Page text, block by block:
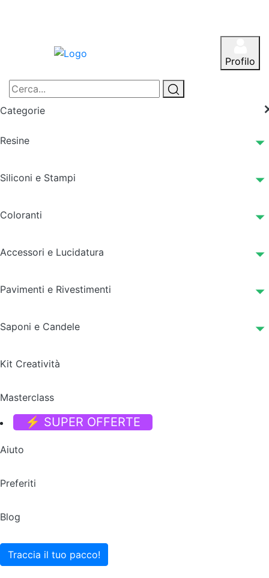
Profilo
Categorie
Resine
Siliconi e Stampi
Coloranti
Accessori e Lucidatura
Pavimenti e Rivestimenti
Saponi e Candele
Kit Creatività
Masterclass
⚡ SUPER OFFERTE
Aiuto
Preferiti
Blog
Traccia il tuo pacco!